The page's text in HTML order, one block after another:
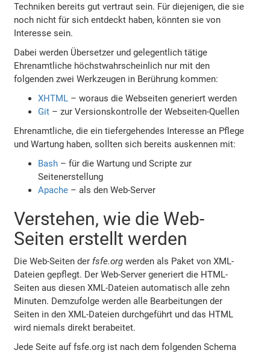
Techniken bereits gut vertraut sein. Für diejenigen, die sie
noch nicht für sich entdeckt haben, könnten sie von
Interesse sein.
Dabei werden Übersetzer und gelegentlich tätige
Ehrenamtliche höchstwahrscheinlich nur mit den
folgenden zwei Werkzeugen in Berührung kommen:
XHTML – woraus die Webseiten generiert werden
Git – zur Versionskontrolle der Webseiten-Quellen
Ehrenamtliche, die ein tiefergehendes Interesse an Pflege
und Wartung haben, sollten sich bereits auskennen mit:
Bash – für die Wartung und Scripte zur
Seitenerstellung
Apache – als den Web-Server
Verstehen, wie die Web-
Seiten erstellt werden
Die Web-Seiten der fsfe.org werden als Paket von XML-
Dateien gepflegt. Der Web-Server generiert die HTML-
Seiten aus diesen XML-Dateien automatisch alle zehn
Minuten. Demzufolge werden alle Bearbeitungen der
Seiten in den XML-Dateien durchgeführt und das HTML
wird niemals direkt berabeitet.
Jede Seite auf fsfe.org ist nach dem folgenden Schema